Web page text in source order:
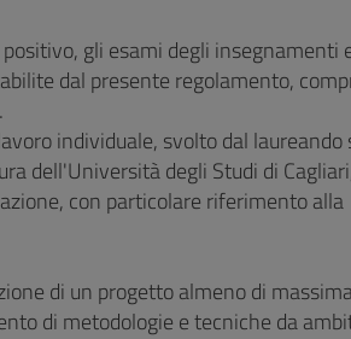
gli esami degli insegnamenti
dal presente regolamento,
individuale, svolto dal laureando
dell'Università degli Studi di
con particolare riferimento alla
di un progetto almeno di
di metodologie e tecniche da